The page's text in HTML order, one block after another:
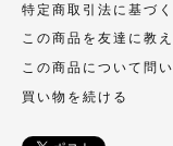
特定商取引法に基づ
この商品を友達に教
この商品について問
買い物を続ける